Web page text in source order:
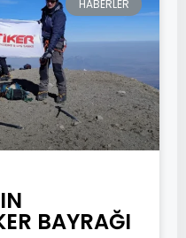
HABERLER
BAYRAĞI